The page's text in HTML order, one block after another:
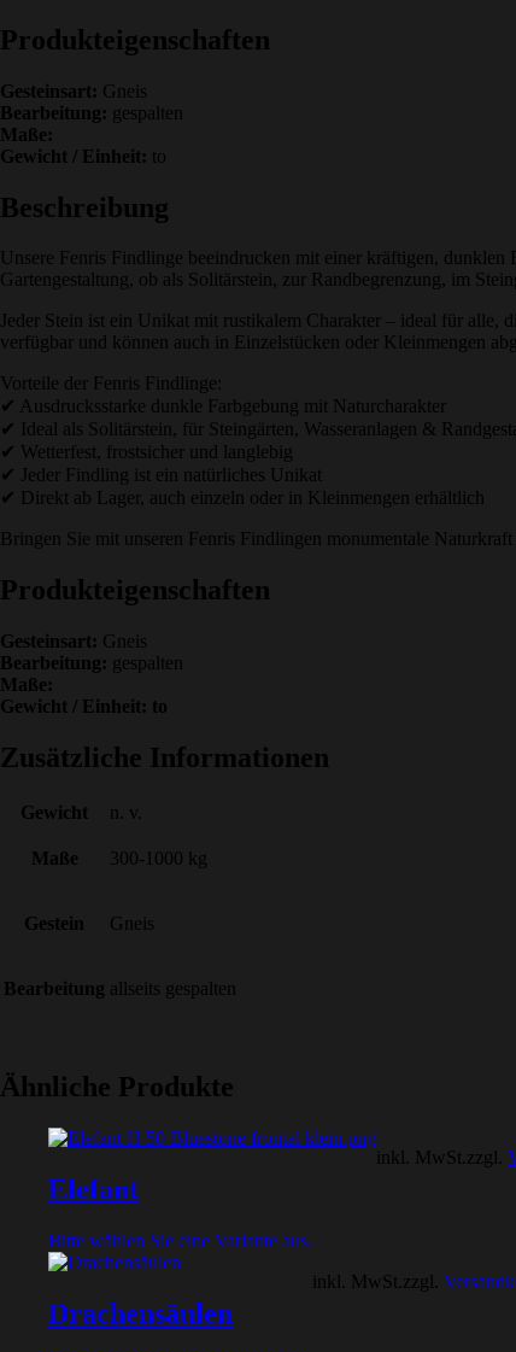
Produkteigenschaften
Gesteinsart: Gneis
Bearbeitung: gespalten
Maße:
Gewicht / Einheit: to
Beschreibung
Unsere Fenris Findlinge beeindrucken mit einer kräftigen,
Gartengestaltung, ob als Solitärstein, zur Randbegrenzung, im
Jeder Stein ist ein Unikat mit rustikalem Charakter – ideal für alle,
verfügbar und können auch in Einzelstücken oder Kleinmengen
Vorteile der Fenris Findlinge:
✔ Ausdrucksstarke dunkle Farbgebung mit Naturcharakter
✔ Ideal als Solitärstein, für Steingärten, Wasseranlagen &
✔ Wetterfest, frostsicher und langlebig
✔ Jeder Findling ist ein natürliches Unikat
✔ Direkt ab Lager, auch einzeln oder in Kleinmengen erhältlich
Bringen Sie mit unseren Fenris Findlingen monumentale
Produkteigenschaften
Gesteinsart: Gneis
Bearbeitung: gespalten
Maße:
Gewicht / Einheit: to
Zusätzliche Informationen
Gewicht n. v.
Maße 300-1000 kg
Gestein Gneis
Bearbeitung allseits gespalten
Ähnliche Produkte
Elefant
Bitte wählen Sie eine Variante aus.
inkl. MwSt. zzgl.
Drachensäulen
inkl. MwSt. zzgl.